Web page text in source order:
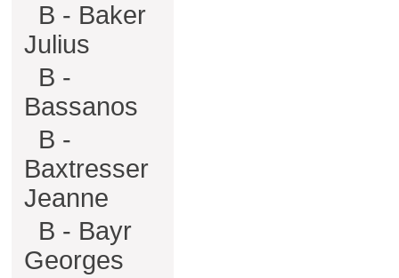
B - Baker
Julius
B -
Bassanos
B -
Baxtresser
Jeanne
B - Bayr
Georges